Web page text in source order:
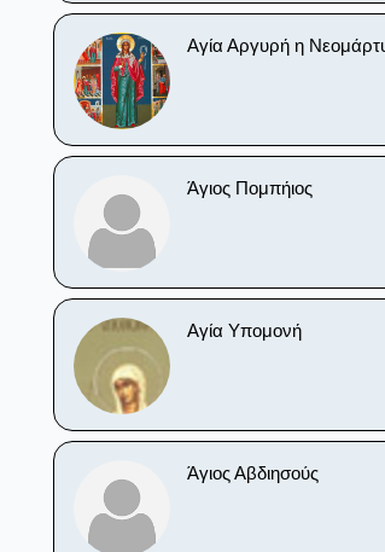
Αγία Αργυρή η
Άγιος Πομπήιος
Αγία Υπομονή
Άγιος Αβδιησούς